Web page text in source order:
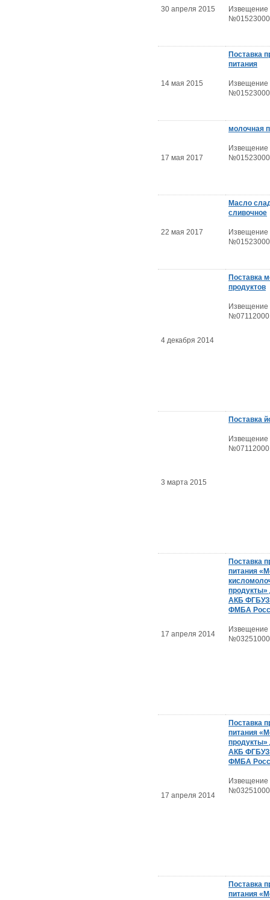
30 апреля 2015
Извещение
14 мая 2015
Поставка
питания
Извещение
17 мая 2017
молочная
Извещение
22 мая 2017
Масло
сливочное
Извещение
4 декабря 2014
Поставка
продуктов
Извещение
3 марта 2015
Поставка
Извещение
17 апреля 2014
Поставка
питания
АКБ
ФМБА
Извещение
17 апреля 2014
Поставка
питания
АКБ
ФМБА
Извещение
Поставка
питания